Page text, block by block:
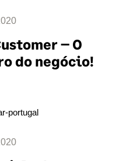
– O
do negócio!